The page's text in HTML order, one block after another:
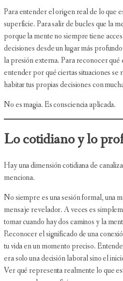
Para entender el origen real de lo que
superficie. Para salir de bucles que la
porque la mente no siempre tiene
decisiones desde un lugar más
la presión externa. Para reconocer qué
entender por qué ciertas situaciones se
habitar tus propias decisiones con
No es magia. Es consciencia aplicada.
Lo cotidiano y lo
Hay una dimensión cotidiana de
menciona.
No siempre es una sesión formal, una
mensaje revelador. A veces es
tomar cuando hay dos caminos y la
Reconocer el significado de una
tu vida en un momento preciso.
era solo una decisión laboral sino el
Ver qué representa realmente lo que